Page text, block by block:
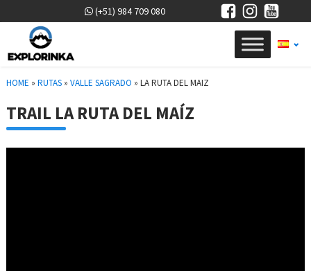
(+51) 984 709 080
HOME » RUTAS» VALLE SAGRADO » LA RUTA DEL MAIZ
TRAIL LA RUTA DEL MAÍZ